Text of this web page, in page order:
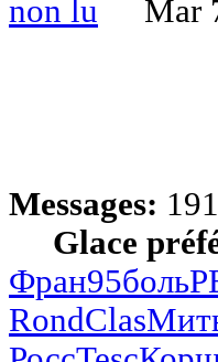
Mar
Messages:
Glace
Фран95боль
RondClas